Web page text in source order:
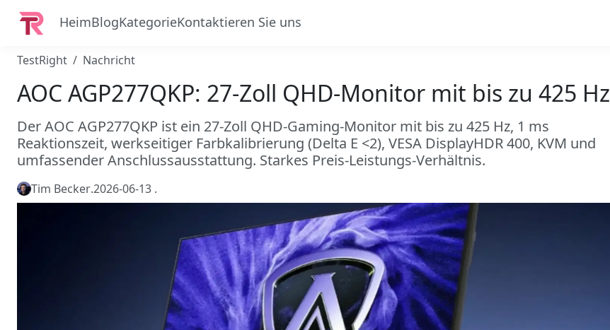
HeimBlogKategorieKontaktieren Sie uns
TestRight Nachricht
AOC AGP277QKP: 27-Zoll QHD-Monitor mit bis zu 425 Hz
Der AOC AGP277QKP ist ein 27-Zoll QHD-Gaming-Monitor mit bis zu 425 Hz, 1 ms
Reaktionszeit, werkseitiger Farbkalibrierung (Delta E <2), VESA DisplayHDR 400, KVM und
umfassender Anschlussausstattung. Starkes Preis-Leistungs-Verhältnis.
Tim Becker.2026-06-13 .